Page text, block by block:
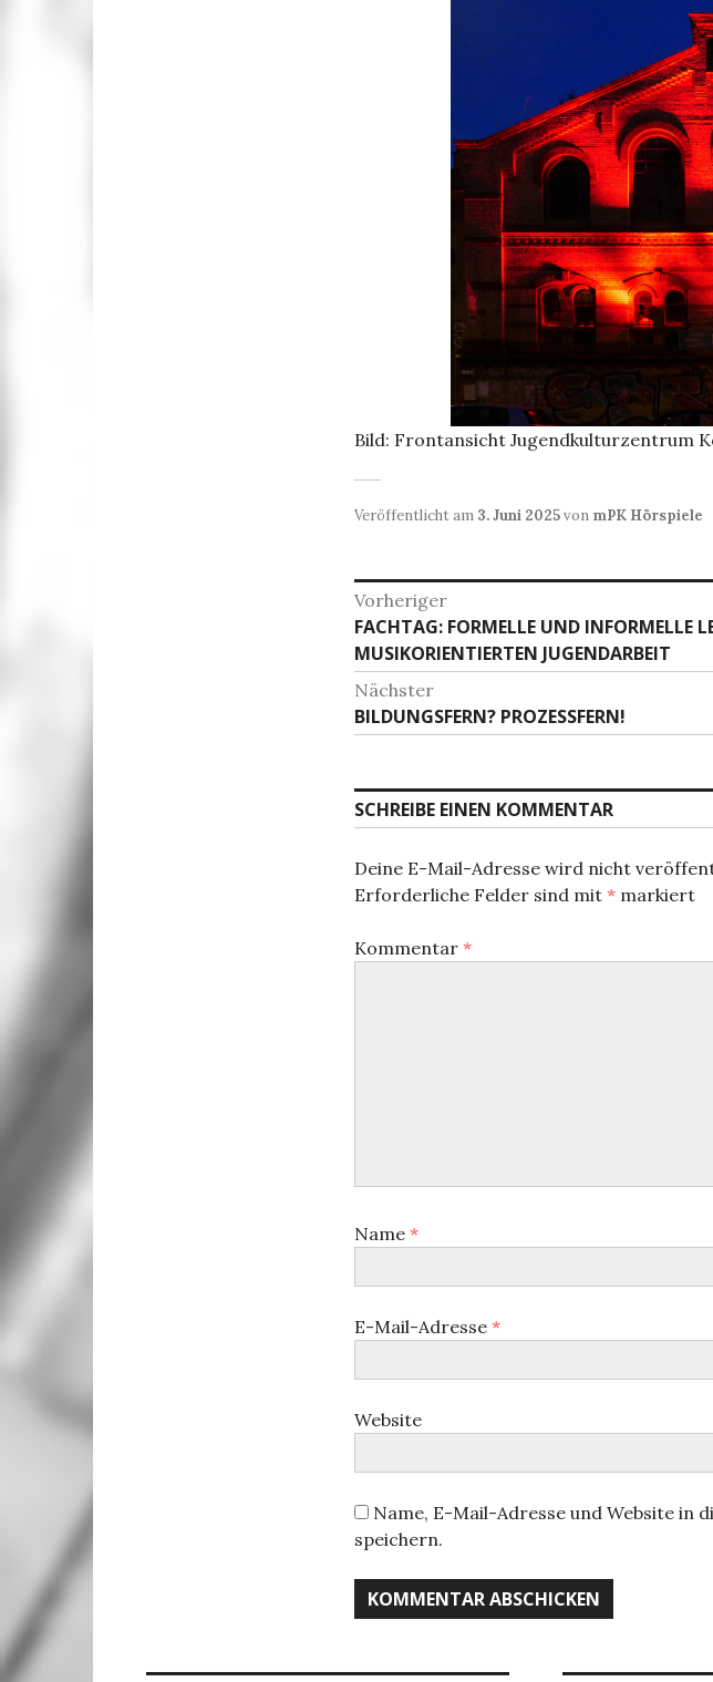
Bild: Frontansicht Jugendkulturzentrum
Veröffentlicht am 3. Juni 2025von mPK Hörspiele
Beitragsnavigation
Vorheriger
Vorheriger
Beitrag:
FACHTAG: FORMELLE UND INFORMELLE
MUSIKORIENTIERTEN JUGENDARBEIT
Nächster
Nächster
Beitrag:
BILDUNGSFERN? PROZESSFERN!
SCHREIBE EINEN KOMMENTAR
Deine E-Mail-Adresse wird nicht
Erforderliche Felder sind mit * markiert
Kommentar *
Name *
E-Mail-Adresse *
Website
Name, E-Mail-Adresse und Website in
speichern.